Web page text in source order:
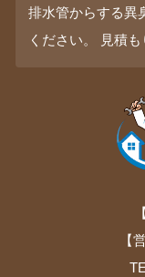
排水管からする異
ください。 見積
【